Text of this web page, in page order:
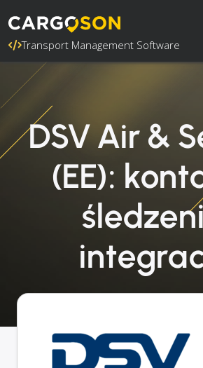
Transport Management Software
DSV Air &
(EE):